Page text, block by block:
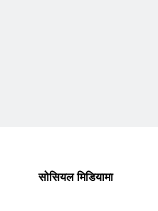
सोसियल मिडियामा